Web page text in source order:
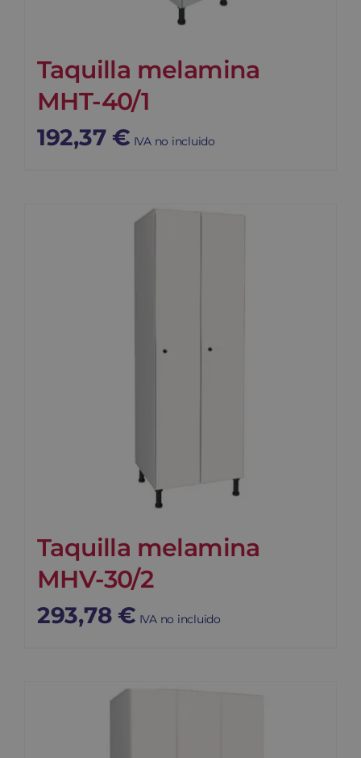
Taquilla melamina
MHT-40/1
192,37 € IVA no incluido
Taquilla melamina
MHV-30/2
293,78 € IVA no incluido